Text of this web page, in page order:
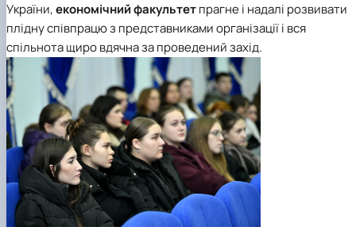
України,економічний факультетпрагне і надалі розвивати
плідну співпрацю з представниками організації і вся
спільнота щиро вдячна за проведений захід.